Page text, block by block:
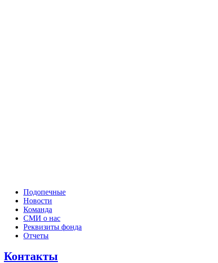
Подопечные
Новости
Команда
СМИ о нас
Реквизиты фонда
Отчеты
Контакты